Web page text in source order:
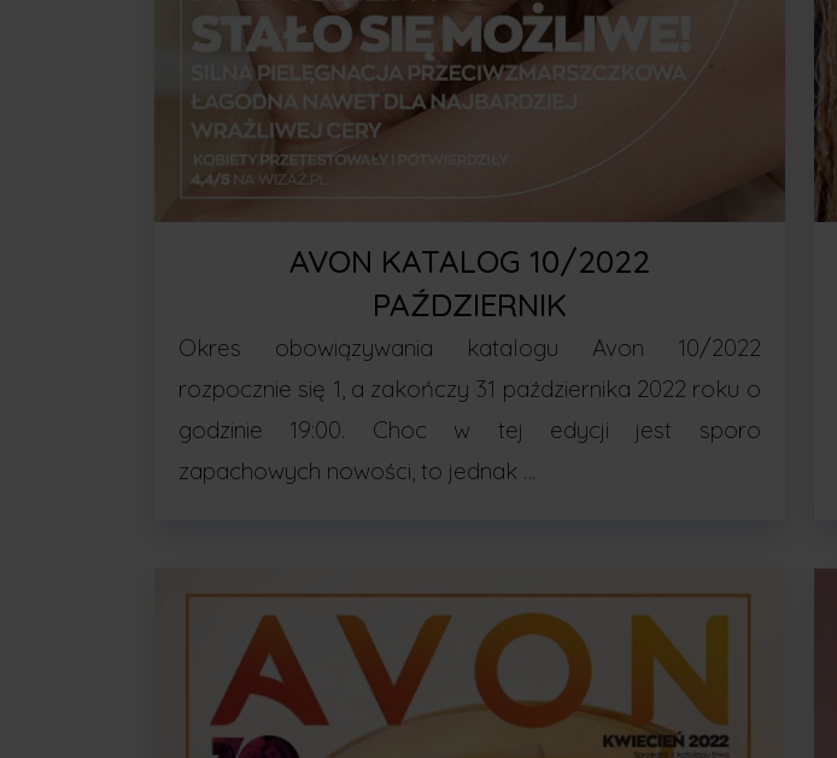
AVON KATALOG 10/2022
PAŹDZIERNIK
Okres obowiązywania katalogu Avon 10/2022
rozpocznie się 1, a zakończy 31 października 2022 roku o
godzinie 19:00. Choc w tej edycji jest sporo
zapachowych nowości, to jednak …